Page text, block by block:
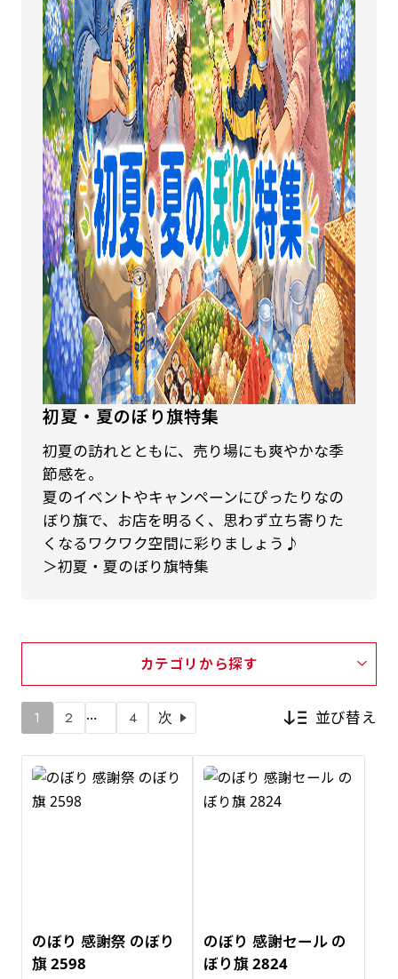
初夏・夏のぼり旗特集
初夏の訪れとともに、売り場にも爽やかな季
節感を。
夏のイベントやキャンペーンにぴったりなの
ぼり旗で、お店を明るく、思わず立ち寄りた
くなるワクワク空間に彩りましょう♪
＞初夏・夏のぼり旗特集
カテゴリから探す
1 2 … 4 次 並び替え
新着順
のぼり 感謝祭 のぼり
旗 2598
のぼり 感謝セール の
ぼり旗 2824